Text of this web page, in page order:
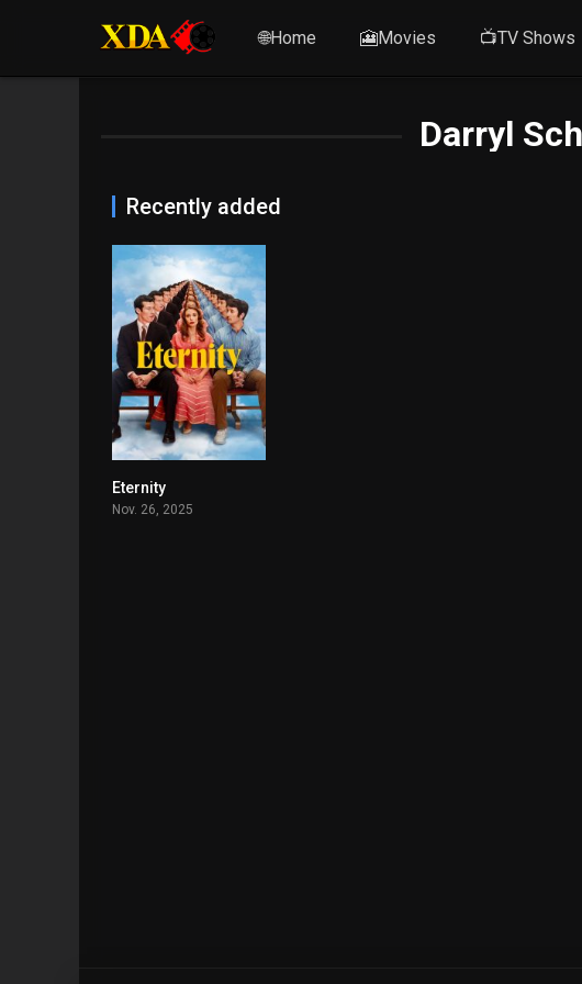
🌐Home 🎦Movies 📺TV Shows
Darryl
Recently added
Eternity
Nov. 26, 2025